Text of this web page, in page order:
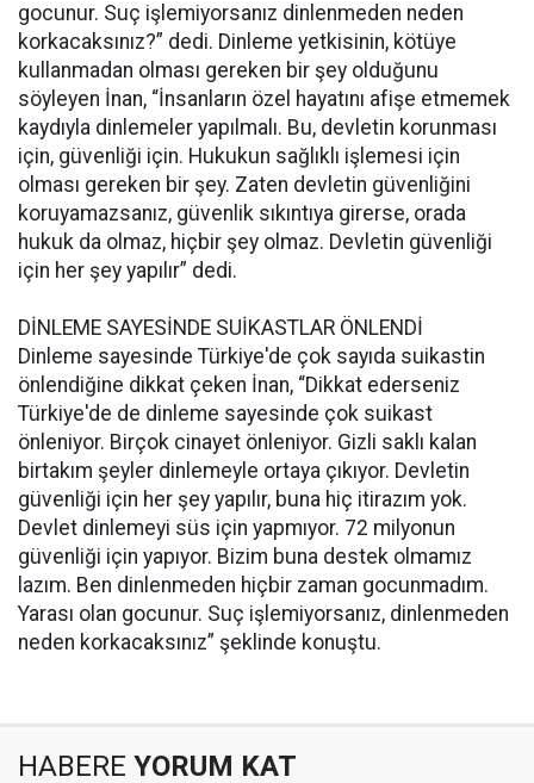
gocunur. Suç işlemiyorsanız dinlenmeden neden
korkacaksınız?” dedi. Dinleme yetkisinin, kötüye
kullanmadan olması gereken bir şey olduğunu
söyleyen İnan, “İnsanların özel hayatını afişe etmemek
kaydıyla dinlemeler yapılmalı. Bu, devletin korunması
için, güvenliği için. Hukukun sağlıklı işlemesi için
olması gereken bir şey. Zaten devletin güvenliğini
koruyamazsanız, güvenlik sıkıntıya girerse, orada
hukuk da olmaz, hiçbir şey olmaz. Devletin güvenliği
için her şey yapılır” dedi.
DİNLEME SAYESİNDE SUİKASTLAR ÖNLENDİ
Dinleme sayesinde Türkiye'de çok sayıda suikastin
önlendiğine dikkat çeken İnan, “Dikkat ederseniz
Türkiye'de de dinleme sayesinde çok suikast
önleniyor. Birçok cinayet önleniyor. Gizli saklı kalan
birtakım şeyler dinlemeyle ortaya çıkıyor. Devletin
güvenliği için her şey yapılır, buna hiç itirazım yok.
Devlet dinlemeyi süs için yapmıyor. 72 milyonun
güvenliği için yapıyor. Bizim buna destek olmamız
lazım. Ben dinlenmeden hiçbir zaman gocunmadım.
Yarası olan gocunur. Suç işlemiyorsanız, dinlenmeden
neden korkacaksınız” şeklinde konuştu.
HABERE YORUM KAT